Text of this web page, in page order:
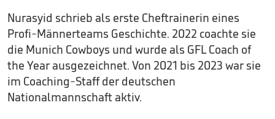
Nurasyid schrieb als erste Cheftrainerin eines
Profi-Männerteams Geschichte. 2022 coachte sie
die Munich Cowboys und wurde als GFL Coach of
the Year ausgezeichnet. Von 2021 bis 2023 war sie
im Coaching-Staff der deutschen
Nationalmannschaft aktiv.